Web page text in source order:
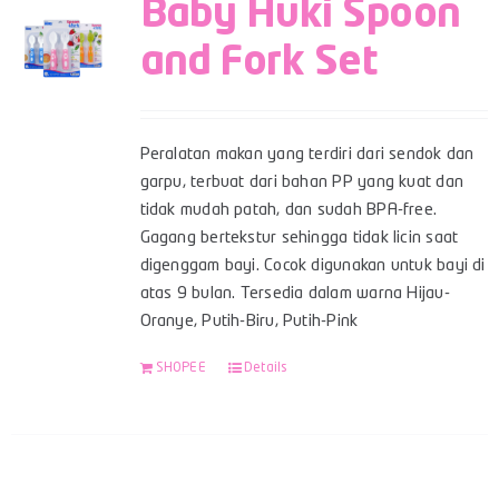
Baby Huki Spoon
and Fork Set
Peralatan makan yang terdiri dari sendok dan
garpu, terbuat dari bahan PP yang kuat dan
tidak mudah patah, dan sudah BPA-free.
Gagang bertekstur sehingga tidak licin saat
digenggam bayi. Cocok digunakan untuk bayi di
atas 9 bulan. Tersedia dalam warna Hijau-
Oranye, Putih-Biru, Putih-Pink
SHOPEE Details